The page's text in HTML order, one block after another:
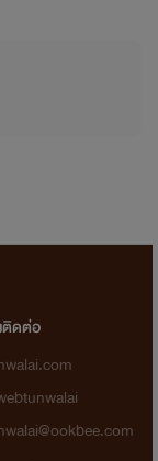
ติดต่อ